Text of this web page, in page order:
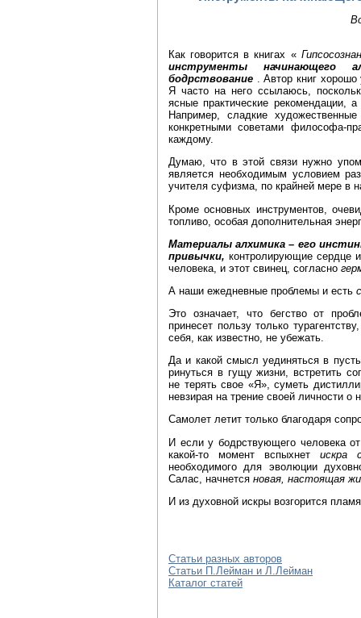
Как говорится в книгах «
инструменты
бодрствование . Автор книг
Я часто на него ссылаюсь,
ясные практические рекомендации,
Например, сладкие
конкретными советами философа-
каждому.
Думаю, что в этой связи нужно
является необходимым условием
учителя суфизма, по крайней мере в
Кроме основных инструментов,
топливо, особая дополнительная
Материалы алхимика – его
привычки,контролирующие сердце
человека, и этот свинец, согласно
А наши ежедневные проблемы и есть
Это означает, что бегство от
принесет пользу только
себя, как известно, не убежать.
Да и какой смысл уединяться в
ринуться в гущу жизни, встретить
не терять свое «Я», суметь
невзирая на трение своей личности
Самолет летит только благодаря
И если у бодрствующего человека
какой-то момент вспыхнетискра
необходимого для эволюции
Салас, начнется новая, настоящая
И из духовной искры возгорится
Статьи разных авторов
Статьи П.Лейман и Л.Лейман
Каталог статей